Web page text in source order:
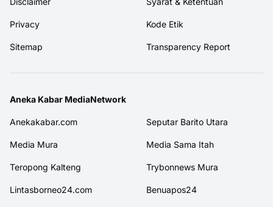
Privacy Kode Etik
Sitemap Transparency Report
Aneka Kabar MediaNetwork
Anekakabar.com Seputar Barito Utara
Media Mura Media Sama Itah
Teropong Kalteng Trybonnews Mura
Lintasborneo24.com Benuapos24